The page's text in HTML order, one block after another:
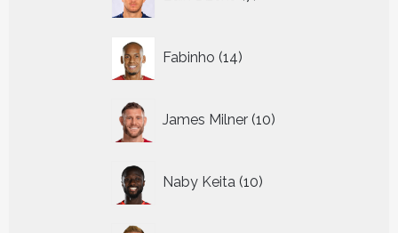
producten
Fabinho 14
producten
James Milner 10
producten
Naby Keita 10
producten